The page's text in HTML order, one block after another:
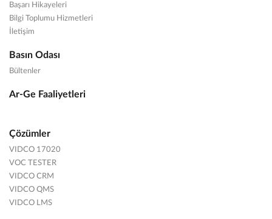
Başarı Hikayeleri
Bilgi Toplumu Hizmetleri
İletişim
Basın Odası
Bültenler
Ar-Ge Faaliyetleri
Çözümler
VIDCO 17020
VOC TESTER
VIDCO CRM
VIDCO QMS
VIDCO LMS